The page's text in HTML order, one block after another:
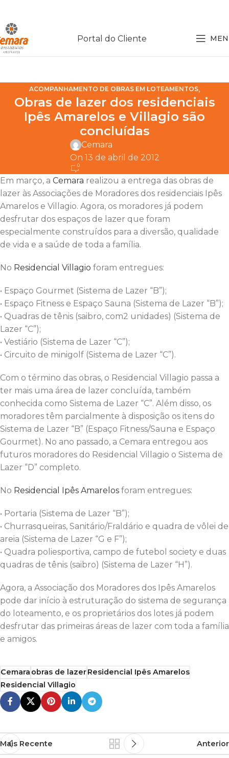
Portal do Cliente
ACOMPANHAMENTO DE OBRAS EM LOTEAMENTOS,
NOTÍCIAS SOBRE LOTEAMENTOS,OBRAS EM LOTEAMENTOS
Obras de lazer dos residenciais
Ipês Amarelos e Villagio são
concluídas
Cemara
On 13 de abril de 2012
0
Em março, a Cemara realizou a entrega das obras de
lazer às Associações de Moradores dos residenciais Ipês
Amarelos e Villagio. Agora, os moradores já podem
desfrutar dos espaços de lazer que foram
especialmente construídos para a diversão, qualidade
de vida e a saúde de toda a família.
No Residencial Villagio foram entregues:
• Espaço Gourmet (Sistema de Lazer “B”);
• Espaço Fitness e Espaço Sauna (Sistema de Lazer “B”);
• Quadras de tênis (saibro, com2 unidades) (Sistema de
Lazer “C”);
• Vestiário (Sistema de Lazer “C”);
• Circuito de minigolf (Sistema de Lazer “C”).
Com o término das obras, o Residencial Villagio passa a
ter mais uma área de lazer concluída, também
conhecida como Sistema de Lazer “C”. Além disso, os
moradores têm parcialmente à disposição os itens do
Sistema de Lazer “B” (Espaço Fitness/Sauna e Espaço
Gourmet). No ano passado, a Cemara entregou aos
futuros moradores do Residencial Villagio o Sistema de
Lazer “D” completo.
No Residencial Ipês Amarelos foram entregues:
• Portaria (Sistema de Lazer “B”);
• Churrasqueiras, Sanitário/Fraldário e quadra de vôlei de
areia (Sistema de Lazer “G e F”);
• Quadra poliesportiva, campo de futebol society e duas
quadras de tênis (saibro) (Sistema de Lazer “H”).
Agora, a Associação dos Moradores dos Ipês Amarelos
pode dar início à estruturação do sistema de segurança
do loteamento, e os proprietários dos lotes já podem
desfrutar das primeiras áreas de lazer com toda a família
e amigos.
Cemaraobras de lazerResidencial Ipês Amarelos
Residencial Villagio
Mais Recente Anterior